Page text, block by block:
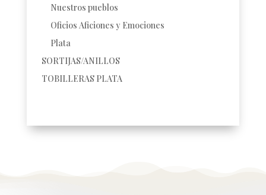
Nuestros pueblos
Oficios Aficiones y Emociones
Plata
SORTIJAS/ANILLOS
TOBILLERAS PLATA